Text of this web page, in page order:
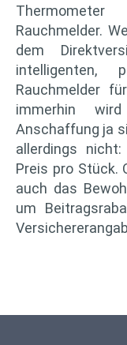
Rauchmelder.
dem
intelligenten,
Rauchmelder
immerhin
Anschaffung ja
allerdings
Preis pro Stück.
auch das
um